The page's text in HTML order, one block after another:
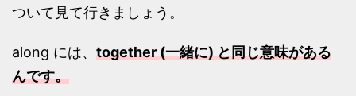
ついて見て行きましょう。
along には、 together (一緒に) と同じ意味がある
んです。